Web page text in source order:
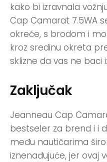
kako bi izravnala
Cap Camarat 7.5WA
okreće, s brodom i
kroz sredinu okreta
sklizne da vas ne baci
Zaključak
Jeanneau Cap
bestseler za brend i i
među nautičarima
iznenađujuće, jer ovaj